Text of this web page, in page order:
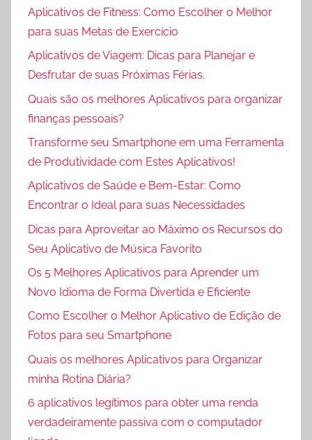
Aplicativos de Fitness: Como Escolher o Melhor
para suas Metas de Exercício
Aplicativos de Viagem: Dicas para Planejar e
Desfrutar de suas Próximas Férias.
Quais são os melhores Aplicativos para organizar
finanças pessoais?
Transforme seu Smartphone em uma Ferramenta
de Produtividade com Estes Aplicativos!
Aplicativos de Saúde e Bem-Estar: Como
Encontrar o Ideal para suas Necessidades
Dicas para Aproveitar ao Máximo os Recursos do
Seu Aplicativo de Música Favorito
Os 5 Melhores Aplicativos para Aprender um
Novo Idioma de Forma Divertida e Eficiente
Como Escolher o Melhor Aplicativo de Edição de
Fotos para seu Smartphone
Quais os melhores Aplicativos para Organizar
minha Rotina Diária?
6 aplicativos legítimos para obter uma renda
verdadeiramente passiva com o computador